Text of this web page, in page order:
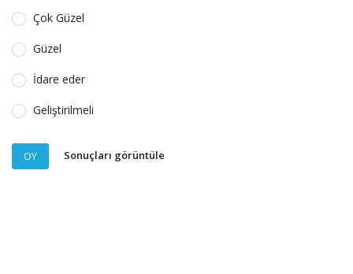
Çok Güzel
Güzel
İdare eder
Geliştirilmeli
OY Sonuçları görüntüle